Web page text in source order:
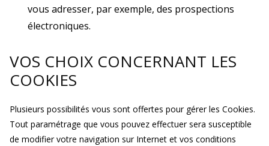
vous adresser, par exemple, des prospections
électroniques.
VOS CHOIX CONCERNANT LES
COOKIES
Plusieurs possibilités vous sont offertes pour gérer les Cookies.
Tout paramétrage que vous pouvez effectuer sera susceptible
de modifier votre navigation sur Internet et vos conditions